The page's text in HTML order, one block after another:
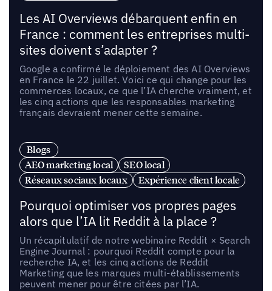
Les AI Overviews débarquent enfin en
France : comment les entreprises multi-
sites doivent s’adapter ?
Google a confirmé le déploiement des AI Overviews
en France le 22 juillet. Voici ce qui change pour les
commerces locaux, ce que l’IA cherche vraiment, et
les cinq actions que les responsables marketing
français devraient mener cette semaine.
Blogs
AEO marketing local
SEO local
Réseaux sociaux locaux
Expérience client locale
Pourquoi optimiser vos propres pages
alors que l’IA lit Reddit à la place ?
Un récapitulatif de notre webinaire Reddit × Search
Engine Journal : pourquoi Reddit compte pour la
recherche IA, et les cinq actions de Reddit
Marketing que les marques multi-établissements
peuvent mener pour être citées par l’IA.